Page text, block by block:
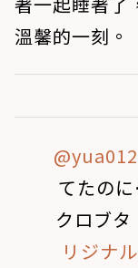
溫馨的一刻。
てたの
クロブタ
リジナ